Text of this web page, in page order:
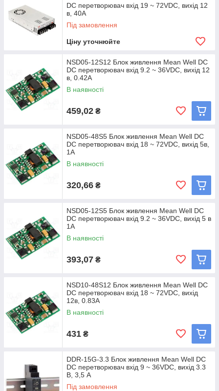
DC перетворювач вхід 19 ~ 72VDC, вихід 12
в, 40A
Під замовлення
Ціну уточнюйте
NSD05-12S12 Блок живлення Mean Well DC
DC перетворювач вхід 9.2 ~ 36VDC, вихід 12
в, 0.42A
В наявності
459,02 ₴
NSD05-48S5 Блок живлення Mean Well DC
DC перетворювач вхід 18 ~ 72VDC, вихід 5в,
1A
В наявності
320,66 ₴
NSD05-12S5 Блок живлення Mean Well DC
DC перетворювач вхід 9.2 ~ 36VDC, вихід 5 в
1A
В наявності
393,07 ₴
NSD10-48S12 Блок живлення Mean Well DC
DC перетворювач вхід 18 ~ 72VDC, вихід
12в, 0.83A
В наявності
431 ₴
DDR-15G-3.3 Блок живлення Mean Well DC
DC перетворювач вхід 9 ~ 36VDC, вихід 3.3
В, 3,5 A
Під замовлення